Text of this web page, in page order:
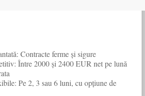
Contracte ferme și sigure
Între 2000 și 2400 EUR net pe lună
Pe 2, 3 sau 6 luni, cu opțiune de